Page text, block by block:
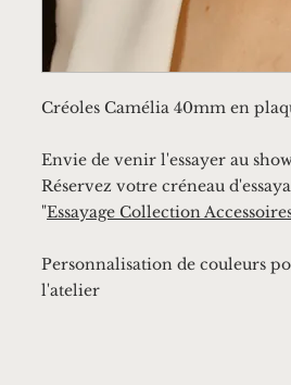
Créoles Camélia 40mm en
Envie de venir l'essayer au
Réservez votre créneau
"Essayage Collection
Personnalisation de couleurs
l'atelier